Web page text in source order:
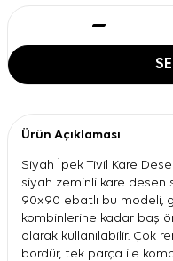
Ürün Açıklaması
Siyah İpek Tivil Kare
siyah zeminli kare desen
90x90 ebatlı bu modeli,
kombinlerine kadar baş
olarak kullanılabilir. Çok
bordür, tek parça ile